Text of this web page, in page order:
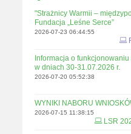
"Strażnicy Warmii –
Fundacja „Leśne Serce”
2026-07-23 06:44:55
Informacja o
w dniach 30-31.07.2026 r.
2026-07-20 05:52:38
WYNIKI NABORU
2026-07-15 11:38:15
LSR